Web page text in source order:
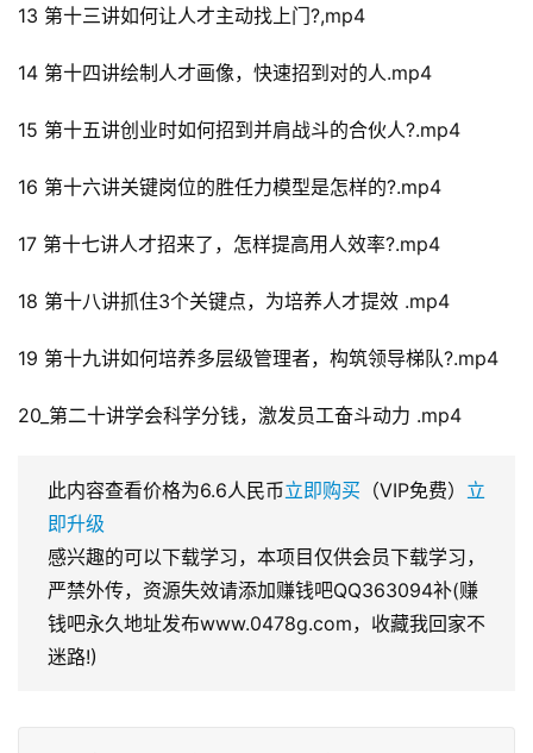
13 第十三讲如何让人才主动找上门?,mp4
14 第十四讲绘制人才画像，快速招到对的人.mp4
15 第十五讲创业时如何招到并肩战斗的合伙人?.mp4
16 第十六讲关键岗位的胜任力模型是怎样的?.mp4
17 第十七讲人才招来了，怎样提高用人效率?.mp4
18 第十八讲抓住3个关键点，为培养人才提效 .mp4
19 第十九讲如何培养多层级管理者，构筑领导梯队?.mp4
20_第二十讲学会科学分钱，激发员工奋斗动力 .mp4
此内容查看价格为6.6人民币立即购买 （VIP免费） 立
即升级
感兴趣的可以下载学习，本项目仅供会员下载学习，
严禁外传，资源失效请添加赚钱吧QQ363094补(赚
钱吧永久地址发布www.0478g.com，收藏我回家不
迷路!)